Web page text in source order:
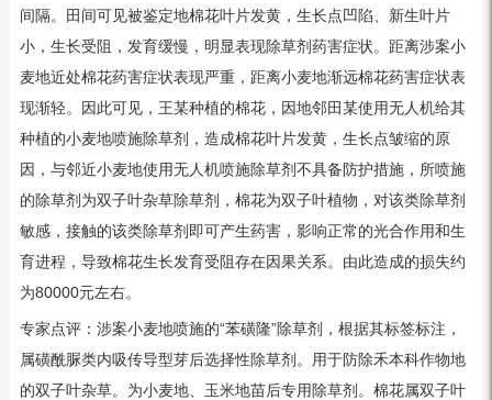
间隔。田间可见被鉴定地棉花叶片发黄，生长点凹陷、新生叶片
小，生长受阻，发育缓慢，明显表现除草剂药害症状。距离涉案小
麦地近处棉花药害症状表现严重，距离小麦地渐远棉花药害症状表
现渐轻。因此可见，王某种植的棉花，因地邻田某使用无人机给其
种植的小麦地喷施除草剂，造成棉花叶片发黄，生长点皱缩的原
因，与邻近小麦地使用无人机喷施除草剂不具备防护措施，所喷施
的除草剂为双子叶杂草除草剂，棉花为双子叶植物，对该类除草剂
敏感，接触的该类除草剂即可产生药害，影响正常的光合作用和生
育进程，导致棉花生长发育受阻存在因果关系。由此造成的损失约
为80000元左右。
专家点评：涉案小麦地喷施的“苯磺隆”除草剂，根据其标签标注，
属磺酰脲类内吸传导型芽后选择性除草剂。用于防除禾本科作物地
的双子叶杂草。为小麦地、玉米地苗后专用除草剂。棉花属双子叶